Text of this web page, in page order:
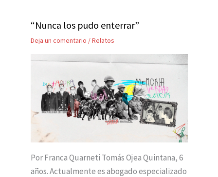
“Nunca los pudo enterrar”
Deja un comentario /Relatos
Por Franca Quarneti Tomás Ojea Quintana, 6
años. Actualmente es abogado especializado